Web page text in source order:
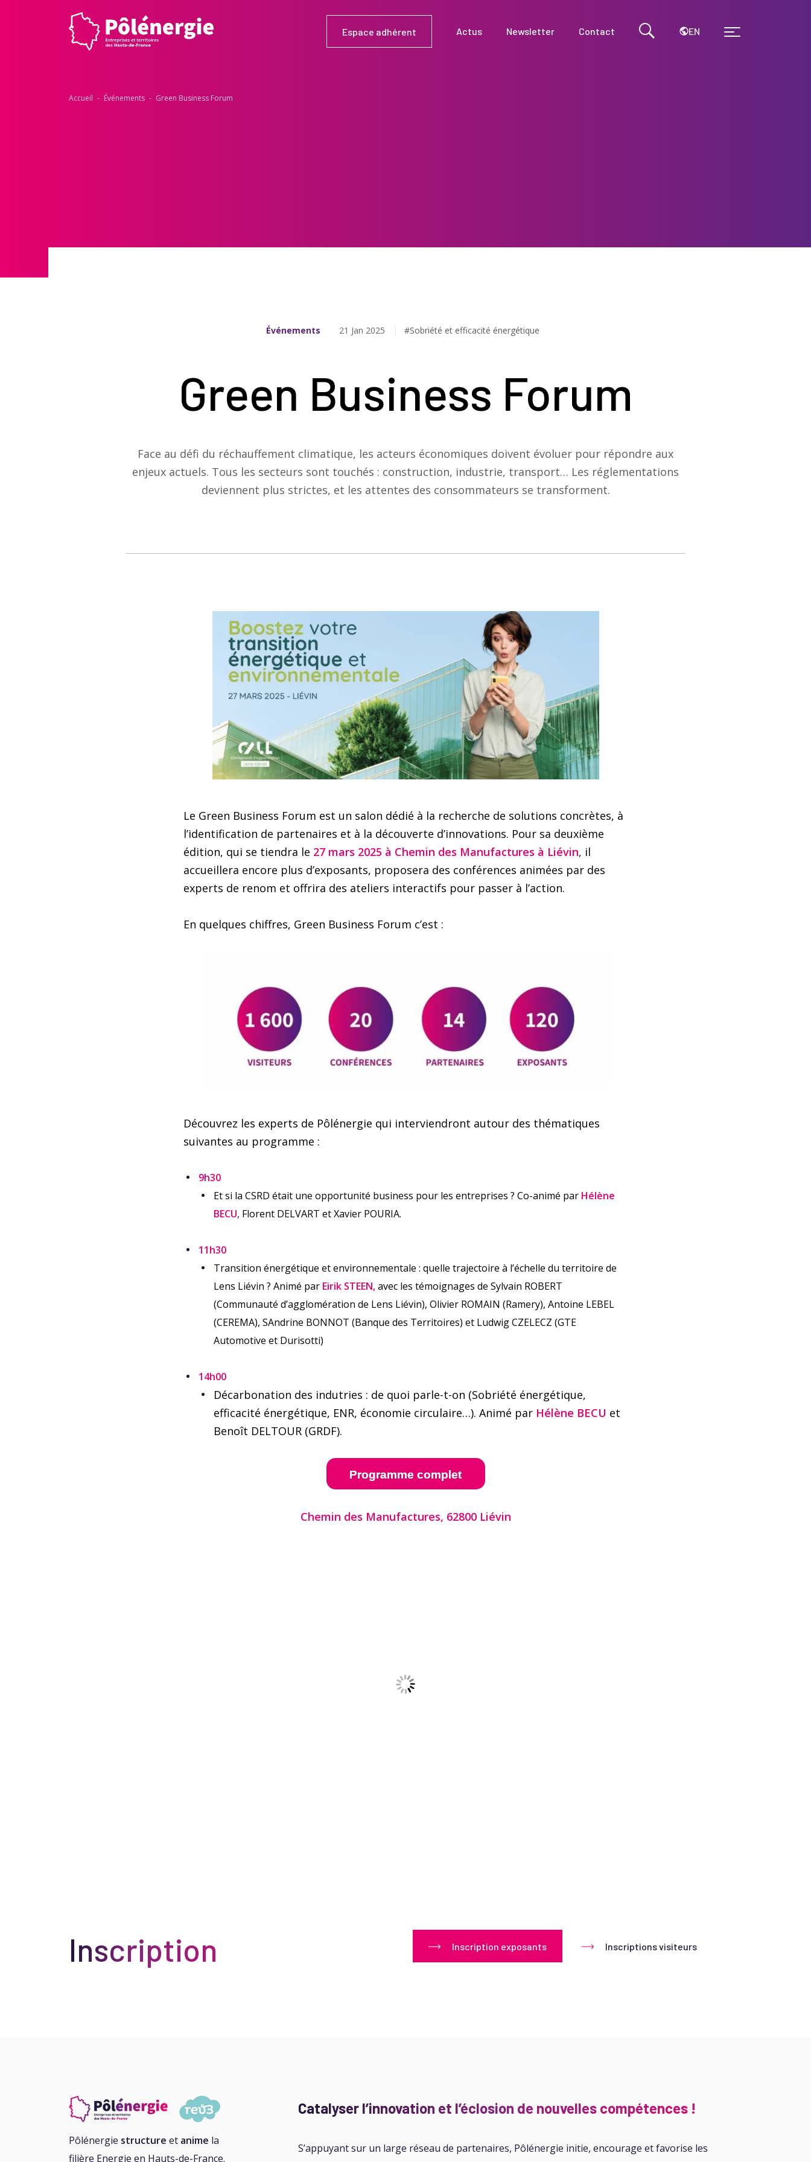
Espace adhérent Actus Newsletter Contact EN
Accueil - Événements - Green Business Forum
Événements 21 Jan 2025 #Sobriété et efficacité énergétique
Green Business Forum
Face au défi du réchauffement climatique, les acteurs économiques doivent évoluer pour répondre aux
enjeux actuels. Tous les secteurs sont touchés : construction, industrie, transport… Les réglementations
deviennent plus strictes, et les attentes des consommateurs se transforment.
Le Green Business Forum est un salon dédié à la recherche de solutions concrètes, à
l’identification de partenaires et à la découverte d’innovations. Pour sa deuxième
édition, qui se tiendra le 27 mars 2025 à Chemin des Manufactures à Liévin, il
accueillera encore plus d’exposants, proposera des conférences animées par des
experts de renom et offrira des ateliers interactifs pour passer à l’action.
En quelques chiffres, Green Business Forum c’est :
Découvrez les experts de Pôlénergie qui interviendront autour des thématiques
suivantes au programme :
9h30
Et si la CSRD était une opportunité business pour les entreprises ? Co-animé par Hélène
BECU, Florent DELVART et Xavier POURIA.
11h30
Transition énergétique et environnementale : quelle trajectoire à l’échelle du territoire de
Lens Liévin ? Animé par Eirik STEEN,avec les témoignages de Sylvain ROBERT
(Communauté d’agglomération de Lens Liévin), Olivier ROMAIN (Ramery), Antoine LEBEL
(CEREMA), SAndrine BONNOT (Banque des Territoires) et Ludwig CZELECZ (GTE
Automotive et Durisotti)
14h00
Décarbonation des indutries : de quoi parle-t-on (Sobriété énergétique,
efficacité énergétique, ENR, économie circulaire…). Animé par Hélène BECU et
Benoît DELTOUR (GRDF).
Programme complet
Chemin des Manufactures, 62800 Liévin
Inscription Inscription exposants Inscriptions visiteurs
Pôlénergie structure et anime la
filière Energie en Hauts-de-France.
Catalyser l’innovation et l’éclosion de nouvelles compétences !
S’appuyant sur un large réseau de partenaires, Pôlénergie initie, encourage et favorise les